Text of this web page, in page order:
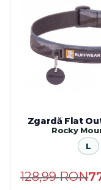
Zgardă Flat
Rocky
L
128,99RON